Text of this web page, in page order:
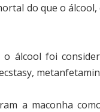
do que o
álcool foi
a maconha